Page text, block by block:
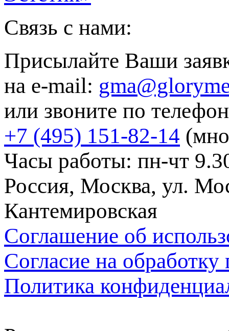
Связь с нами:
Присылайте Ваши
на e-mail:
или звоните по
+7 (495) 151-82-14
Часы работы: пн-чт
Россия, Москва, ул.
Кантемировская
Соглашение об
Согласие на
Политика